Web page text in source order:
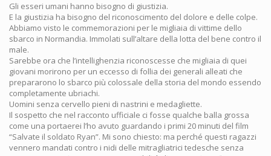
Gli esseri umani hanno bisogno di giustizia.
E la giustizia ha bisogno del riconoscimento del dolore e delle colpe.
Abbiamo visto le commemorazioni per le migliaia di vittime dello
sbarco in Normandia. Immolati sull’altare della lotta del bene contro il
male.
Sarebbe ora che l’intellighenzia riconoscesse che migliaia di quei
giovani morirono per un eccesso di follia dei generali alleati che
prepararono lo sbarco più colossale della storia del mondo essendo
completamente ubriachi.
Uomini senza cervello pieni di nastrini e medagliette.
Il sospetto che nel racconto ufficiale ci fosse qualche balla grossa
come una portaerei l’ho avuto guardando i primi 20 minuti del film
“Salvate il soldato Ryan”. Mi sono chiesto: ma perché questi ragazzi
vennero mandati contro i nidi delle mitragliatrici tedesche senza